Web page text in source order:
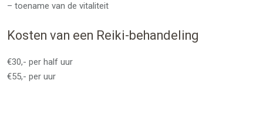
– toename van de vitaliteit
Kosten van een Reiki-behandeling
€30,- per half uur
€55,- per uur